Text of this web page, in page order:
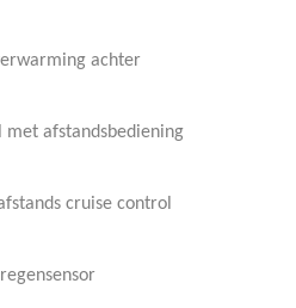
achter
met afstandsbediening
cruise control